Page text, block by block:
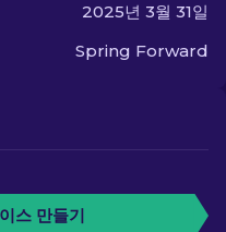
2025년 3월 31일
Spring Forward
스 만들기